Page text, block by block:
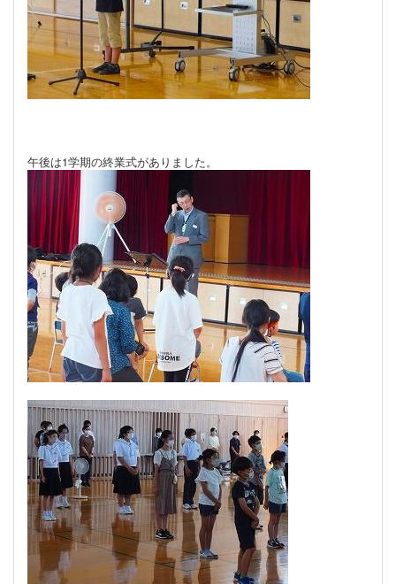
午後は1学期の終業式がありました。